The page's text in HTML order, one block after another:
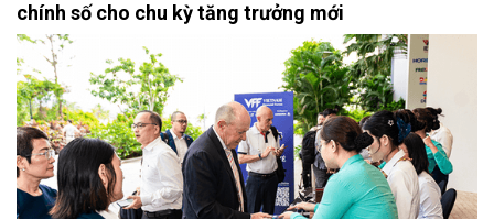
chính số cho chu kỳ tăng trưởng mới